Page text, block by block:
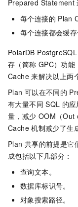
Prepared Statement
每个连接的 Plan
每个连接都会缓
PolarDB PostgreSQL
存（简称 GPC）功能
Cache 来解决以上两
Plan 可以在不同的
有大量不同 SQL 的
量，减少 OOM（Out
Cache 机制减少了生
Plan 共享的前提是它
成包括以下几部分：
查询文本。
数据库标识号。
对象搜索路径。